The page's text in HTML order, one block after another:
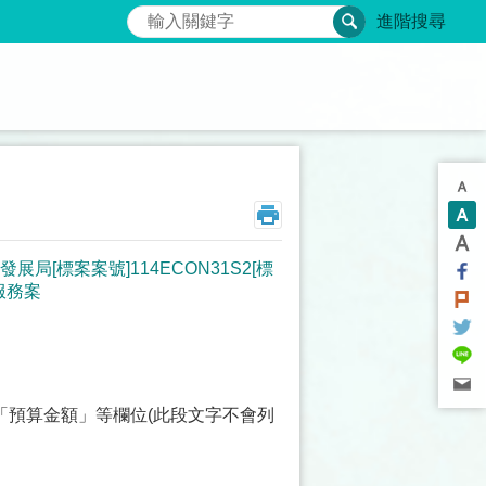
搜尋 進階搜尋
展局[標案案號]114ECON31S2[標
務案
算金額」等欄位(此段文字不會列